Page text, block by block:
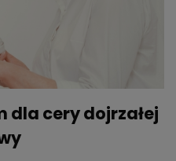
dla cery dojrzałej